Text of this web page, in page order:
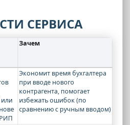
СЕРВИСА
Зачем
Экономит время бухгалтера
при вводе нового
контрагента, помогает
избежать ошибок (по
сравнению с ручным вводом)